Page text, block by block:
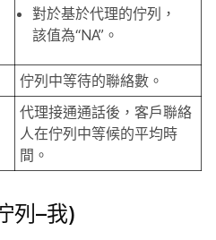
對於基於代理的佇列，
該值為“NA”。
佇列中等待的聯絡數。
代理接通通話後，客戶聯絡
人在佇列中等候的平均時
間。
列–我)